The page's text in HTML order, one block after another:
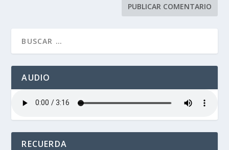
AUDIO
RECUERDA